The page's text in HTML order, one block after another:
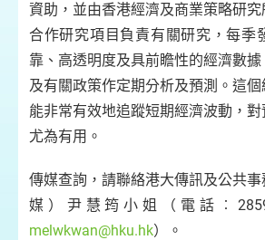
資助，並由香港經濟及商業策略研
合作研究項目負責有關研究，每季
靠、高透明度及具前瞻性的經濟數
及有關政策作定期分析及預測。這
能非常有效地追蹤短期經濟波動，
尤為有用。
傳媒查詢，請聯絡港大傳訊及公共
媒）尹慧筠小姐（電話
melwkwan@hku.hk）。